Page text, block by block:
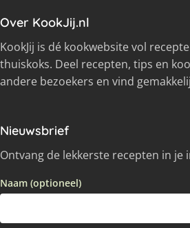
Over KookJij.nl
KookJij is dé kookwebsite vol
thuiskoks. Deel recepten, tips en
andere bezoekers en vind
Nieuwsbrief
Ontvang de lekkerste recepten in je
Naam (optioneel)